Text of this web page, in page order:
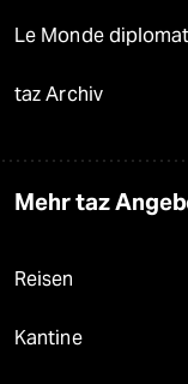
Le Monde
taz Archiv
Mehr taz
Reisen
Kantine